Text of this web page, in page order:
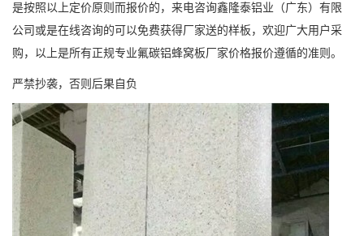
是按照以上定价原则而报价的，来电咨询鑫隆泰铝业（广东）有限
公司或是在线咨询的可以免费获得厂家送的样板，欢迎广大用户采
购，以上是所有正规专业氟碳铝蜂窝板厂家价格报价遵循的准则。
严禁抄袭，否则后果自负